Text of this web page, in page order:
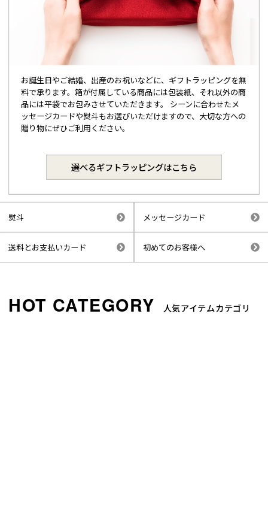
お誕生日やご結婚、出産のお祝いなどに、ギフトラッピングを無
料で承ります。箱が付属している商品には包装紙、それ以外の商
品には平袋でお包みさせていただきます。 シーンに合わせたメ
ッセージカードや熨斗もお選びいただけますので、大切な方への
贈り物にぜひご利用ください。
選べるギフトラッピングはこちら
熨斗 メッセージカード
送料とお支払いカード 初めてのお客様へ
人気アイテムカテゴリ